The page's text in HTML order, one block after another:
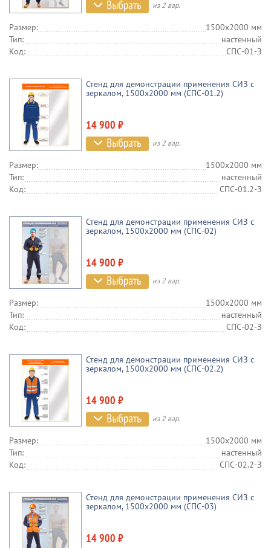
из 2 вар.
Размер:
1500х2000 мм
Тип:
настенный
Код:
СПС-01-З
Стенд для демонстрации применения СИЗ с
зеркалом, 1500х2000 мм (СПС-01.2)
14 900 ₽
из 2 вар.
Размер:
1500х2000 мм
Тип:
настенный
Код:
СПС-01.2-З
Стенд для демонстрации применения СИЗ с
зеркалом, 1500х2000 мм (СПС-02)
14 900 ₽
из 2 вар.
Размер:
1500х2000 мм
Тип:
настенный
Код:
СПС-02-З
Стенд для демонстрации применения СИЗ с
зеркалом, 1500х2000 мм (СПС-02.2)
14 900 ₽
из 2 вар.
Размер:
1500х2000 мм
Тип:
настенный
Код:
СПС-02.2-З
Стенд для демонстрации применения СИЗ с
зеркалом, 1500х2000 мм (СПС-03)
14 900 ₽